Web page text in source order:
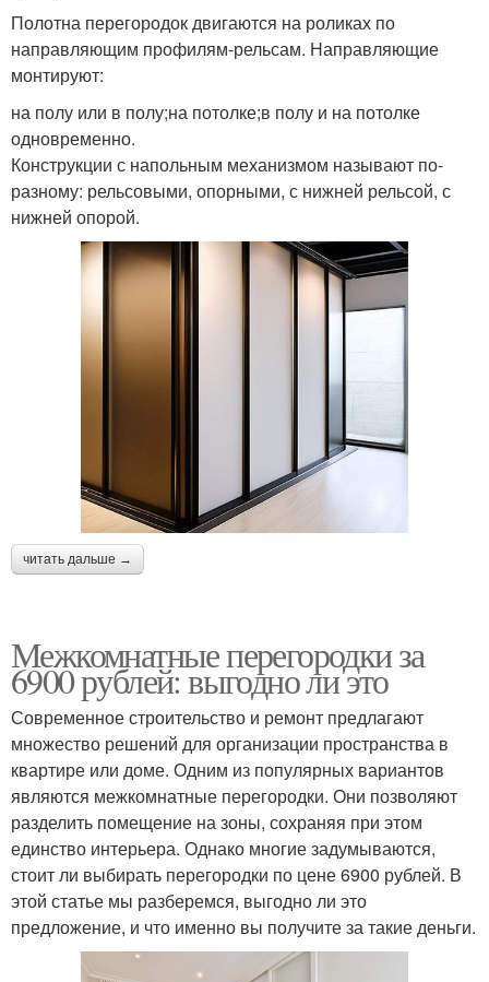
Полотна перегородок двигаются на роликах по
направляющим профилям-рельсам. Направляющие
монтируют:
на полу или в полу;на потолке;в полу и на потолке
одновременно.
Конструкции с напольным механизмом называют по-
разному: рельсовыми, опорными, с нижней рельсой, с
нижней опорой.
читать дальше →
Межкомнатные перегородки за
6900 рублей: выгодно ли это
Современное строительство и ремонт предлагают
множество решений для организации пространства в
квартире или доме. Одним из популярных вариантов
являются межкомнатные перегородки. Они позволяют
разделить помещение на зоны, сохраняя при этом
единство интерьера. Однако многие задумываются,
стоит ли выбирать перегородки по цене 6900 рублей. В
этой статье мы разберемся, выгодно ли это
предложение, и что именно вы получите за такие деньги.